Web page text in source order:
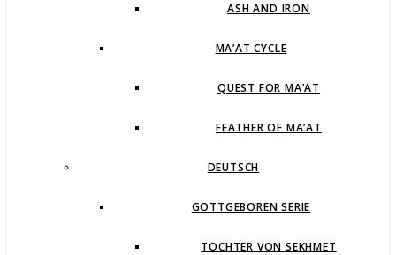
ASH AND IRON
MA’AT CYCLE
QUEST FOR MA’AT
FEATHER OF MA’AT
DEUTSCH
GOTTGEBOREN SERIE
TOCHTER VON SEKHMET